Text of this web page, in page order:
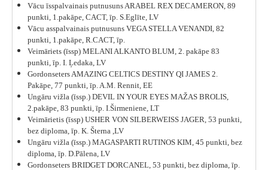
Vācu īsspalvainais putnusuns ARABEL REX DECAMERON, 89
punkti, 1.pakāpe, CACT, īp. S.Eglīte, LV
Vācu asspalvainais putnusuns VEGA STELLA VENANDI, 82
punkti, 1.pakāpe, R.CACT, īp.
Veimāriets (īssp) MELANI ALKANTO BLUM, 2. pakāpe 83
punkti, īp. I. Ļedaka, LV
Gordonseters AMAZING CELTICS DESTINY QI JAMES 2.
Pakāpe, 77 punkti, īp. A.M. Rennit, EE
Ungāru vižla (īssp.) DEVIL IN YOUR EYES MAŽAS BROLIS,
2.pakāpe, 83 punkti, īp. I.Širmeniene, LT
Veimārietis (īssp) USHER VON SILBERWEISS JAGER, 53 punkti,
bez diploma, īp. K. Šterna ,LV
Ungāru vižla (īssp.) MAGASPARTI RUTINOS KIM, 45 punkti, bez
diploma, īp. D.Pālena, LV
Gordonseters BRIDGET DORCANEL , 53 punkti, bez diploma, īp.